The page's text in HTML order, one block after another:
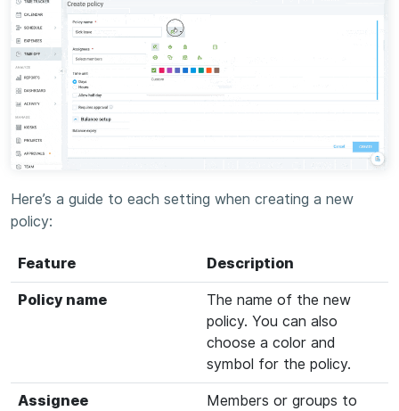
Here’s a guide to each setting when creating a new
policy:
Feature Description
Policy name
The name of the new
policy. You can also
choose a color and
symbol for the policy.
Assignee
Members or groups to